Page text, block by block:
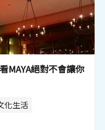
MAYA絕對不會讓你
化生活